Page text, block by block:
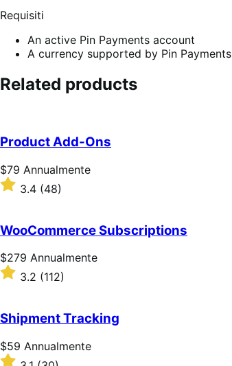
Requisiti
An active Pin Payments account
A currency supported by Pin Payments
Related products
Product Add-Ons
Prezzo
$79
Annualmente
$79 Annualmente
Valutato
3.4
5
stelle
3.4 (48)
WooCommerce Subscriptions
Prezzo
$279
Annualmente
$279 Annualmente
Valutato
5
stelle
3.2 (112)
Shipment Tracking
Prezzo
$59
$59 Annualmente
Valutato